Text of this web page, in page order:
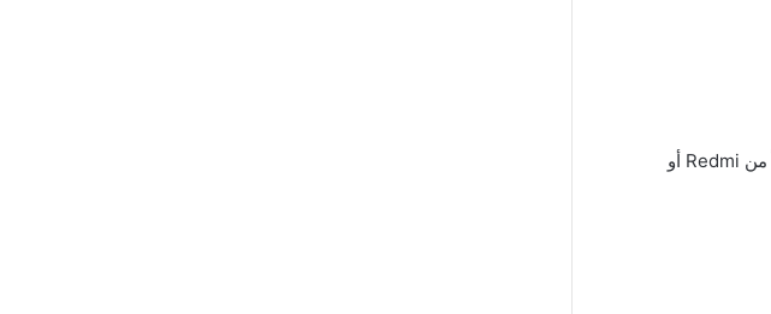
صمم Tecno هاتفاً رائعاً للغاية لا ينقصه شيء من الهواتف الذكية في هذه الفئة، حتى الأكثر مبيعاً من Redmi أو